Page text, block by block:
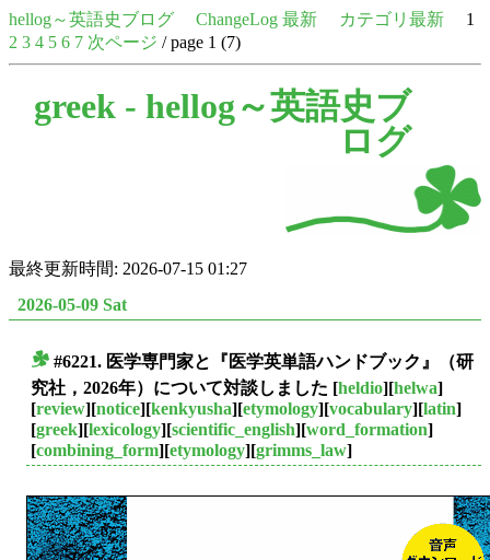
hellog～英語史ブログ ChangeLog 最新 カテゴリ最新 1
2 3 4 5 6 7 次ページ / page 1 (7)
greek - hellog～英語史ブ
ログ
最終更新時間: 2026-07-15 01:27
2026-05-09 Sat
#6221. 医学専門家と『医学英単語ハンドブック』（研
究社，2026年）について対談しました [heldio][helwa]
[review][notice][kenkyusha][etymology][vocabulary][latin]
[greek][lexicology][scientific_english][word_formation]
[combining_form][etymology][grimms_law]